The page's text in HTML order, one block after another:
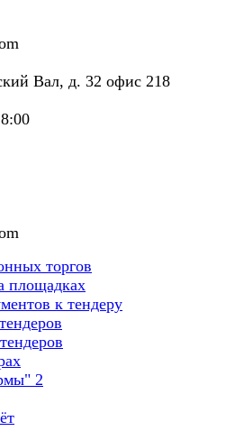
Вал, д. 32 офис 218
торгов
площадках
к тендеру
2